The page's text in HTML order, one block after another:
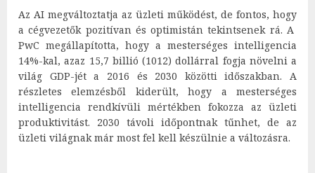
Az AI megváltoztatja az üzleti működést, de fontos, hogy
a cégvezetők pozitívan és optimistán tekintsenek rá. A
PwC megállapította, hogy a mesterséges intelligencia
14%-kal, azaz 15,7 billió (1012) dollárral fogja növelni a
világ GDP-jét a 2016 és 2030 közötti időszakban. A
részletes elemzésből kiderült, hogy a mesterséges
intelligencia rendkívüli mértékben fokozza az üzleti
produktivitást. 2030 távoli időpontnak tűnhet, de az
üzleti világnak már most fel kell készülnie a változásra.